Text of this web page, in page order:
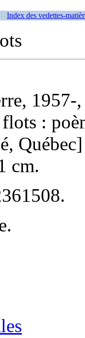
Index des vedettes-
:
cm.
.